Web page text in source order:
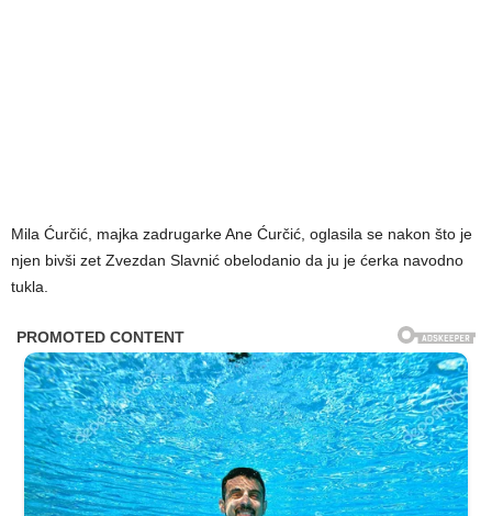
Mila Ćurčić, majka zadrugarke Ane Ćurčić, oglasila se nakon što je
njen bivši zet Zvezdan Slavnić obelodanio da ju je ćerka navodno
tukla.